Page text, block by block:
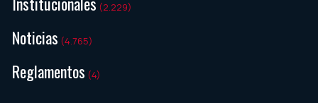
(2.229)
Noticias (4.765)
Reglamentos (4)